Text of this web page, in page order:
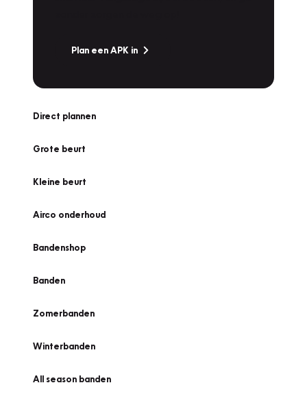
Plan een APK in
Direct plannen
Grote beurt
Kleine beurt
Airco onderhoud
Bandenshop
Banden
Zomerbanden
Winterbanden
All season banden